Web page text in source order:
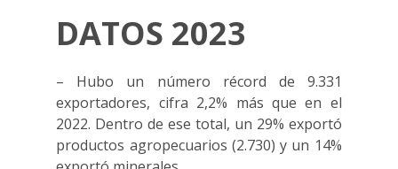
DATOS 2023
– Hubo un número récord de 9.331
exportadores, cifra 2,2% más que en el
2022. Dentro de ese total, un 29% exportó
productos agropecuarios (2.730) y un 14%